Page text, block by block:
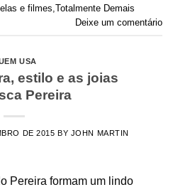
e filmes Totalmente Demais
Deixe um comentário
USA
estilo e as joias
Pereira
DE 2015 BY JOHN MARTIN
Pereira formam um lindo